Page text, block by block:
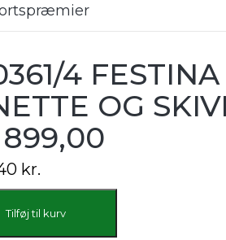
4
OG
kr.
Tilføj til kurv